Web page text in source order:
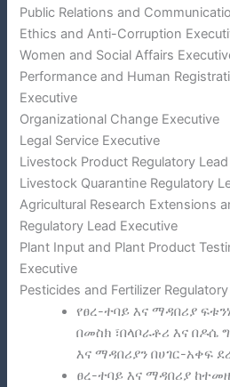
Public Relations and
Ethics and Anti-Corruption
Women and Social Affairs
Performance and Human
Executive
Organizational Change Executive
Legal Service Executive
Livestock Product Regulatory
Livestock Quarantine Regulatory
Agricultural Research Extensions
Regulatory Lead Executive
Plant Input and Plant Product
Executive
Pesticides and Fertilizer
የፀረ-ተባይ እና ማዳበሪያ
በመስክ ፣በላቦራቶሪ እና በዶሴ
እና ማዳበሪያን በሀገር-አቀፍ
ፀረ-ተባይ እና ማዳበሪያ